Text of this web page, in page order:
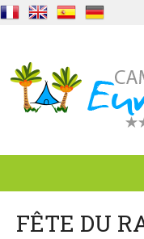
Standort
FÊTE DU